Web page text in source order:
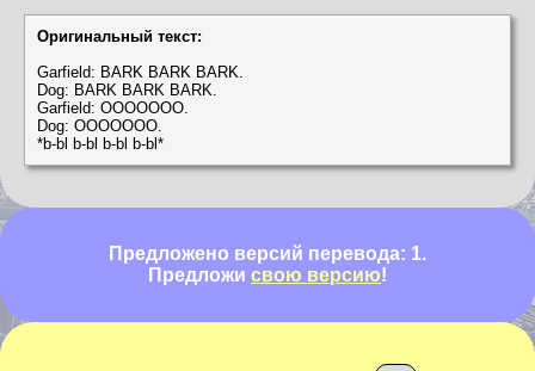
Оригинальный текст:
Garfield: BARK BARK BARK.
Dog: BARK BARK BARK.
Garfield: OOOOOOO.
Dog: OOOOOOO.
*b-bl b-bl b-bl b-bl*
Предложено версий перевода: 1.
Предложи свою версию!